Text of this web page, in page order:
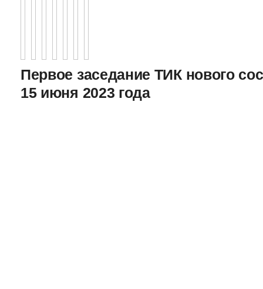
Первое заседание ТИК нового
15 июня 2023 года